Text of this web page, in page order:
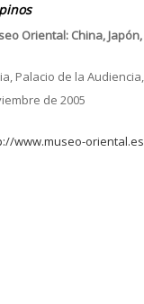
Oriental: China,
Palacio de la
de 2005
www.museo-